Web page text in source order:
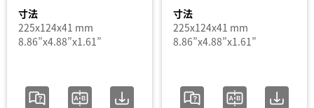
範
囲
証
寸法
225x124x41 mm
8.86”x4.88”x1.61”
寸法
225x124x41 mm
8.86”x4.88”x1.61”